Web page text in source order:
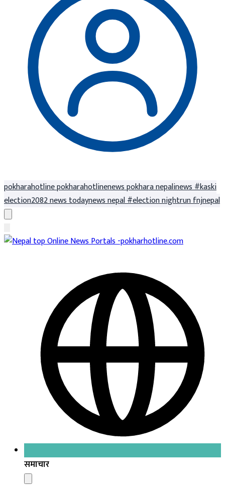
pokharahotlinepokharahotlinenewspokharanepalinews#kaski
election2082newstodaynewsnepal#electionnightrunfnjnepal
समाचार